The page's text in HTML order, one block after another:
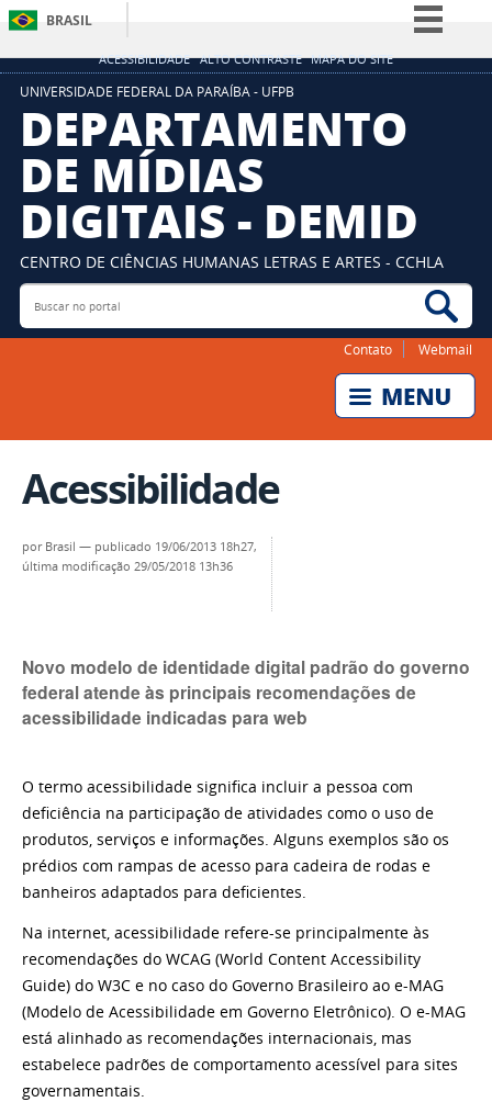
ACESSIBILIDADE ALTO CONTRASTE MAPA DO SITE
BRASIL
Simplifique!
Participe
Canais
UNIVERSIDADE FEDERAL DA PARAÍBA - UFPB
DEPARTAMENTO
DE MÍDIAS
DIGITAIS - DEMID
CENTRO DE CIÊNCIAS HUMANAS LETRAS E ARTES - CCHLA
Buscar no portal
Contato Webmail
Acessibilidade
por Brasil — publicado 19/06/2013 18h27,
última modificação 29/05/2018 13h36
Novo modelo de identidade digital padrão do governo
federal atende às principais recomendações de
acessibilidade indicadas para web
O termo acessibilidade significa incluir a pessoa com
deficiência na participação de atividades como o uso de
produtos, serviços e informações. Alguns exemplos são os
prédios com rampas de acesso para cadeira de rodas e
banheiros adaptados para deficientes.
Na internet, acessibilidade refere-se principalmente às
recomendações do WCAG (World Content Accessibility
Guide) do W3C e no caso do Governo Brasileiro ao e-MAG
(Modelo de Acessibilidade em Governo Eletrônico). O e-MAG
está alinhado as recomendações internacionais, mas
estabelece padrões de comportamento acessível para sites
governamentais.